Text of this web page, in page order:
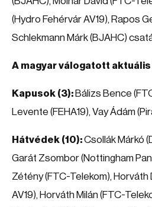
(Hydro Fehérvár AV19), Rapos
Schlekmann Márk (BJAHC)
A magyar válogatott
Kapusok (3): Bálizs Bence
Levente (FEHA19), Vay Ádám
Hátvédek (10):Csollák Márkó
Garát Zsombor (Nottingham
Zétény (FTC-Telekom), Horváth
AV19), Horváth Milán (FTC-